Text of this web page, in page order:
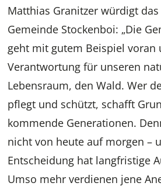
Matthias Granitzer würdigt
Gemeinde Stockenboi: „Die
geht mit gutem Beispiel
Verantwortung für unseren
Lebensraum, den Wald. Wer
pflegt und schützt, schafft
kommende Generationen.
nicht von heute auf morgen –
Entscheidung hat langfristige
Umso mehr verdienen jene